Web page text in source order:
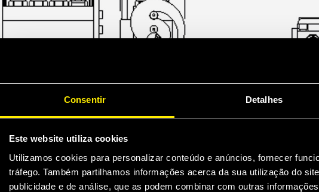
Consentir Detalhes
Este website utiliza cookies
Utilizamos cookies para personalizar conteúdo e anúncios, fornecer
tráfego. Também partilhamos informações acerca da sua utilização do
publicidade e de análise, que as podem combinar com outras